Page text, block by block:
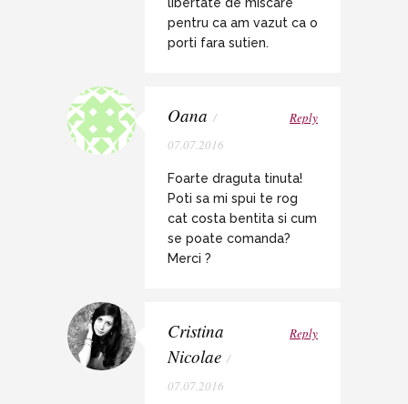
pentru ca am vazut ca o
porti fara sutien.
Oana /
07.07.2016
Reply
Foarte draguta tinuta!
Poti sa mi spui te rog
cat costa bentita si cum
se poate comanda?
Merci ?
Cristina
Nicolae /
07.07.2016
Reply